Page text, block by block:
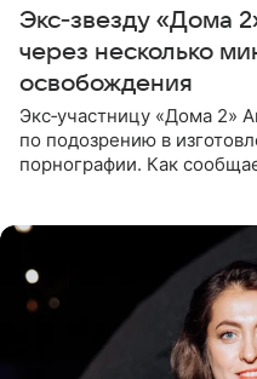
Экс‑звезду «Дома
через несколько
освобождения
Экс‑участницу «Дома 2»
по подозрению в
порнографии. Как